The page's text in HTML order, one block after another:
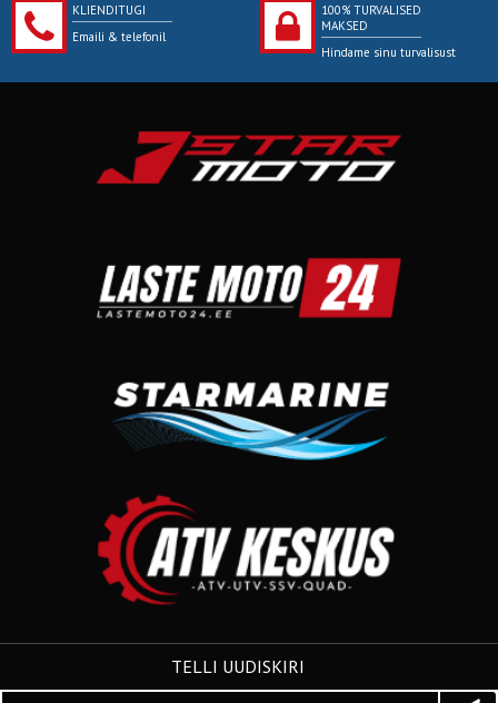
KLIENDITUGI
Emaili & telefonil
100% TURVALISED
MAKSED
Hindame sinu turvalisust
TELLI UUDISKIRI